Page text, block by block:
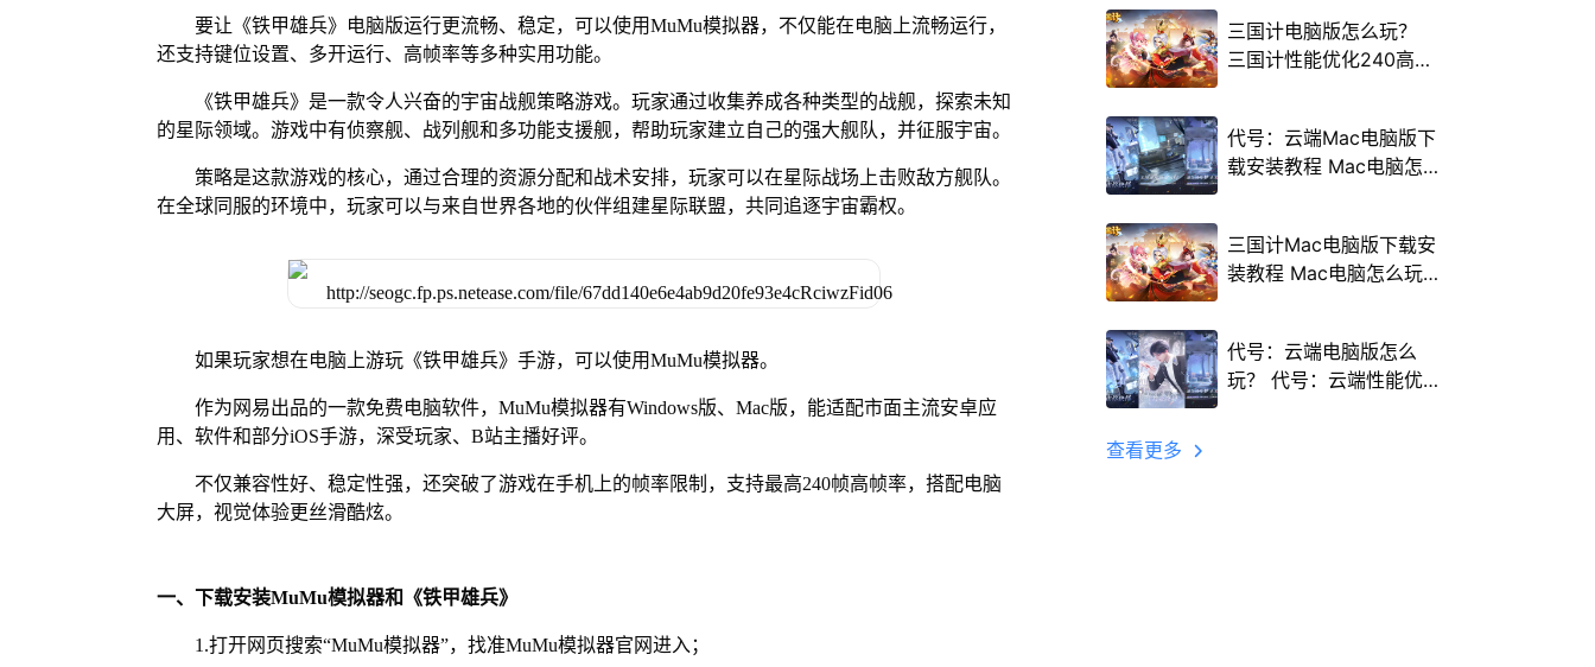
要让《铁甲雄兵》电脑版运行更流畅、稳定，可以使用MuMu模拟器，不仅能在电脑上流畅运行，
还支持键位设置、多开运行、高帧率等多种实用功能。
《铁甲雄兵》是一款令人兴奋的宇宙战舰策略游戏。玩家通过收集养成各种类型的战舰，探索未知
的星际领域。游戏中有侦察舰、战列舰和多功能支援舰，帮助玩家建立自己的强大舰队，并征服宇宙。
策略是这款游戏的核心，通过合理的资源分配和战术安排，玩家可以在星际战场上击败敌方舰队。
在全球同服的环境中，玩家可以与来自世界各地的伙伴组建星际联盟，共同追逐宇宙霸权。
如果玩家想在电脑上游玩《铁甲雄兵》手游，可以使用MuMu模拟器。
作为网易出品的一款免费电脑软件，MuMu模拟器有Windows版、Mac版，能适配市面主流安卓应
用、软件和部分iOS手游，深受玩家、B站主播好评。
不仅兼容性好、稳定性强，还突破了游戏在手机上的帧率限制，支持最高240帧高帧率，搭配电脑
大屏，视觉体验更丝滑酷炫。
一、下载安装MuMu模拟器和《铁甲雄兵》
1.打开网页搜索“MuMu模拟器”，找准MuMu模拟器官网进入；
三国计电脑版怎么玩？
三国计性能优化240高帧
代号：云端Mac电脑版下
载安装教程 Mac电脑怎
三国计Mac电脑版下载安
装教程 Mac电脑怎么玩
代号：云端电脑版怎么
玩？ 代号：云端性能优
查看更多